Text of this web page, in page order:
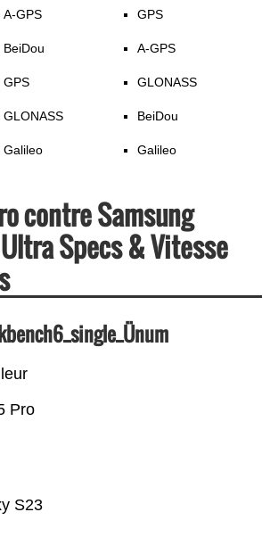
A-GPS
BeiDou
GPS
GLONASS
Galileo
GPS
A-GPS
GLONASS
BeiDou
Galileo
contre Samsung
Specs & Vitesse
S23
Pro